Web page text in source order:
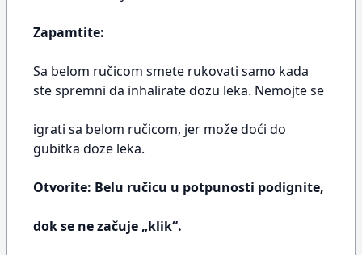
Zapamtite:
Sa belom ručicom smete rukovati samo kada
ste spremni da inhalirate dozu leka. Nemojte se
igrati sa belom ručicom, jer može doći do
gubitka doze leka.
Otvorite: Belu ručicu u potpunosti podignite,
dok se ne začuje „klik“.